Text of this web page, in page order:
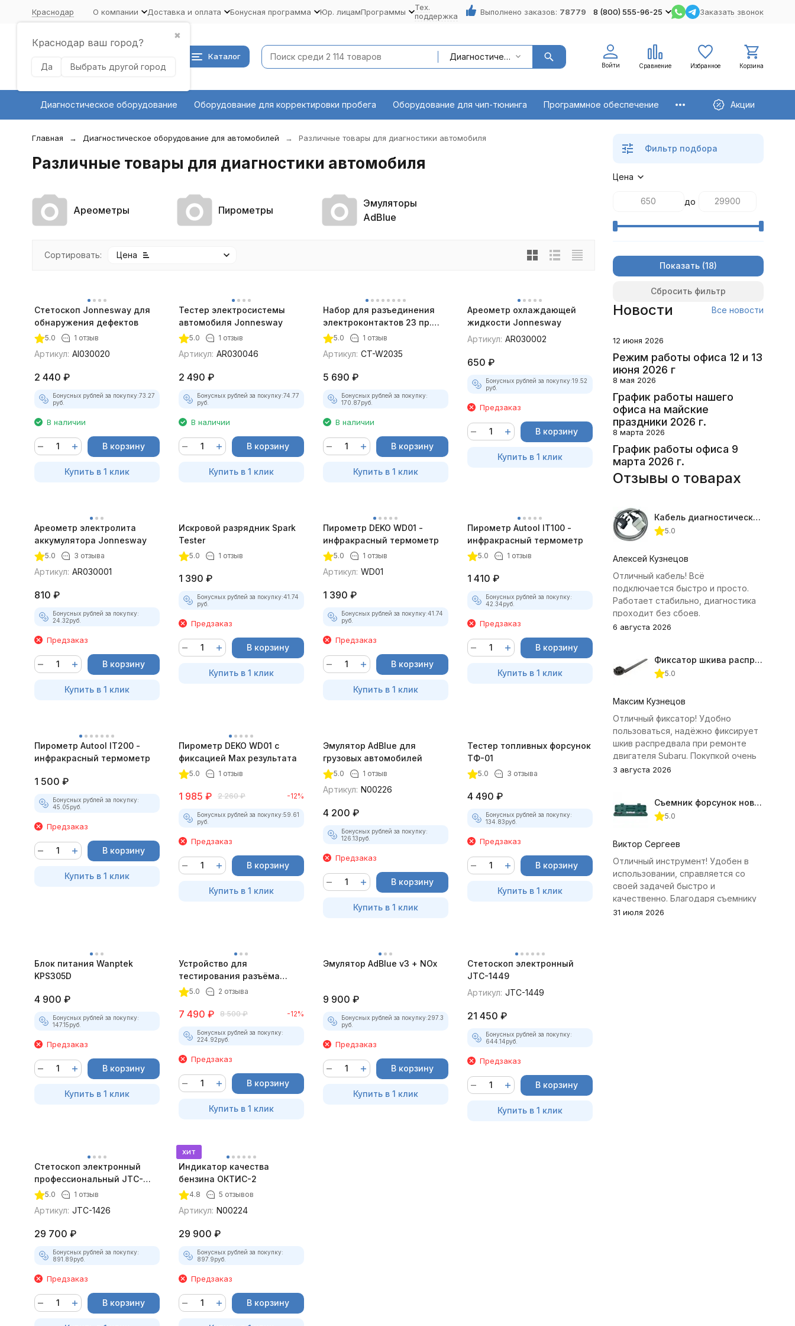
Краснодар
✖
Краснодар ваш город?
Да Выбрать другой город
О компании Доставка и оплата Бонусная программа Юр. лицамПрограммы
Тех.
поддержка
Выполнено заказов: 78779 8 (800) 555-96-25 Заказать звонок
Каталог Диагностическое оборудование
Войти Сравнение Избранное Корзина
Диагностическое оборудование Оборудование для корректировки пробега Оборудование для чип-тюнинга Программное обеспечение Акции
Главная Диагностическое оборудование для автомобилей Различные товары для диагностики автомобиля
Различные товары для диагностики автомобиля
Ареометры Пирометры
Эмуляторы
AdBlue
Сортировать: Цена
Стетоскоп Jonnesway для
обнаружения дефектов
5.0 1 отзыв
Артикул: AI030020
2 440 ₽
Бонусных рублей за покупку:73.27
руб.
В наличии
В корзину
Купить в 1 клик
Тестер электросистемы
автомобиля Jonnesway
5.0 1 отзыв
Артикул: AR030046
2 490 ₽
Бонусных рублей за покупку:74.77
руб.
В наличии
В корзину
Купить в 1 клик
Набор для разъединения
электроконтактов 23 пр.
Car-Tool
5.0 1 отзыв
Артикул: CT-W2035
5 690 ₽
Бонусных рублей за покупку:
170.87руб.
В наличии
В корзину
Купить в 1 клик
Ареометр охлаждающей
жидкости Jonnesway
Артикул: AR030002
650 ₽
Бонусных рублей за покупку:19.52
руб.
Предзаказ
В корзину
Купить в 1 клик
Ареометр электролита
аккумулятора Jonnesway
5.0 3 отзыва
Артикул: AR030001
810 ₽
Бонусных рублей за покупку:
24.32руб.
Предзаказ
В корзину
Купить в 1 клик
Искровой разрядник Spark
Tester
5.0 1 отзыв
1 390 ₽
Бонусных рублей за покупку:41.74
руб.
Предзаказ
В корзину
Купить в 1 клик
Пирометр DEKO WD01 -
инфракрасный термометр
5.0 1 отзыв
Артикул: WD01
1 390 ₽
Бонусных рублей за покупку:41.74
руб.
Предзаказ
В корзину
Купить в 1 клик
Пирометр Autool IT100 -
инфракрасный термометр
5.0 1 отзыв
1 410 ₽
Бонусных рублей за покупку:
42.34руб.
Предзаказ
В корзину
Купить в 1 клик
Пирометр Autool IT200 -
инфракрасный термометр
1 500 ₽
Бонусных рублей за покупку:
45.05руб.
Предзаказ
В корзину
Купить в 1 клик
Пирометр DEKO WD01 с
фиксацией Max результата
5.0 1 отзыв
1 985 ₽ 2 260 ₽ -12%
Бонусных рублей за покупку:59.61
руб.
Предзаказ
В корзину
Купить в 1 клик
Эмулятор AdBlue для
грузовых автомобилей
5.0 1 отзыв
Артикул: N00226
4 200 ₽
Бонусных рублей за покупку:
126.13руб.
Предзаказ
В корзину
Купить в 1 клик
Тестер топливных форсунок
ТФ-01
5.0 3 отзыва
4 490 ₽
Бонусных рублей за покупку:
134.83руб.
Предзаказ
В корзину
Купить в 1 клик
Блок питания Wanptek
KPS305D
4 900 ₽
Бонусных рублей за покупку:
147.15руб.
Предзаказ
В корзину
Купить в 1 клик
Устройство для
тестирования разъёма
OBDII Break Out Box
5.0 2 отзыва
7 490 ₽ 8 500 ₽ -12%
Бонусных рублей за покупку:
224.92руб.
Предзаказ
В корзину
Купить в 1 клик
Эмулятор AdBlue v3 + NOx
9 900 ₽
Бонусных рублей за покупку:297.3
руб.
Предзаказ
В корзину
Купить в 1 клик
Стетоскоп электронный
JTC-1449
Артикул: JTC-1449
21 450 ₽
Бонусных рублей за покупку:
644.14руб.
Предзаказ
В корзину
Купить в 1 клик
Стетоскоп электронный
профессиональный JTC-
1426
5.0 1 отзыв
Артикул: JTC-1426
29 700 ₽
Бонусных рублей за покупку:
891.89руб.
Предзаказ
В корзину
хит
Индикатор качества
бензина ОКТИС-2
4.8 5 отзывов
Артикул: N00224
29 900 ₽
Бонусных рублей за покупку:
897.9руб.
Предзаказ
В корзину
Фильтр подбора
Цена
до
Показать
Сбросить фильтр
Новости Все новости
12 июня 2026
Режим работы офиса 12 и 13
июня 2026 г
8 мая 2026
График работы нашего
офиса на майские
праздники 2026 г.
8 марта 2026
График работы офиса 9
марта 2026 г.
Отзывы о товарах
Кабель диагностический ГАЗ 24 для АВТОАС
5.0
Алексей Кузнецов
Отличный кабель! Всё
подключается быстро и просто.
Работает стабильно, диагностика
проходит без сбоев.
6 августа 2026
Фиксатор шкива распредвала (Subaru) JTC-4409
5.0
Максим Кузнецов
Отличный фиксатор! Удобно
пользоваться, надёжно фиксирует
шкив распредвала при ремонте
двигателя Subaru. Покупкой очень
доволен.
3 августа 2026
Съемник форсунок новых дизельных двигателей Jonnesway
5.0
Виктор Сергеев
Отличный инструмент! Удобен в
использовании, справляется со
своей задачей быстро и
качественно. Благодаря съемнику
удалось избежать лишних хлопот с
31 июля 2026